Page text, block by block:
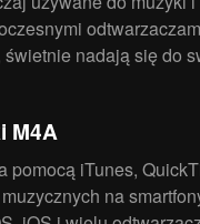
nadają się do
M4A
pomocą iTunes,
na